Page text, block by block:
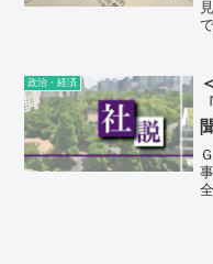
政治・経済